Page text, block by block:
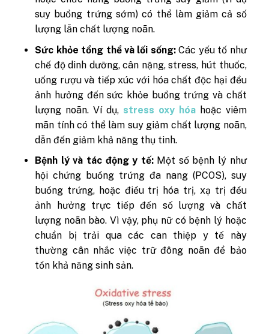
suy buồng trứng sớm) có thể làm giảm cả số
lượng lẫn chất lượng noãn.
Sức khỏe tổng thể và lối sống:Các yếu tố như
chế độ dinh dưỡng, cân nặng, stress, hút thuốc,
uống rượu và tiếp xúc với hóa chất độc hại đều
ảnh hưởng đến sức khỏe buồng trứng và chất
lượng noãn. Ví dụ, stress oxy hóahoặc viêm
mãn tính có thể làm suy giảm chất lượng noãn,
dẫn đến giảm khả năng thụ tinh.
Bệnh lý và tác động y tế:Một số bệnh lý như
hội chứng buồng trứng đa nang (PCOS), suy
buồng trứng, hoặc điều trị hóa trị, xạ trị đều
ảnh hưởng trực tiếp đến số lượng và chất
lượng noãn bào. Vì vậy, phụ nữ có bệnh lý hoặc
chuẩn bị trải qua các can thiệp y tế này
thường cân nhắc việc trữ đông noãn để bảo
tồn khả năng sinh sản.